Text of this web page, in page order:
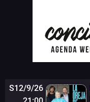
S12/9/26